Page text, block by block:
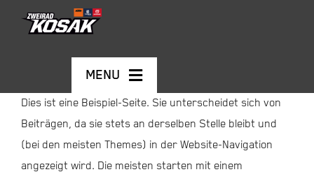
MENU
MOTORRÄDER
GEBRAUCHTFAHRZEUGE
Dies ist eine Beispiel-Seite. Sie unterscheidet sich von
Beiträgen, da sie stets an derselben Stelle bleibt und
(bei den meisten Themes) in der Website-Navigation
angezeigt wird. Die meisten starten mit einem